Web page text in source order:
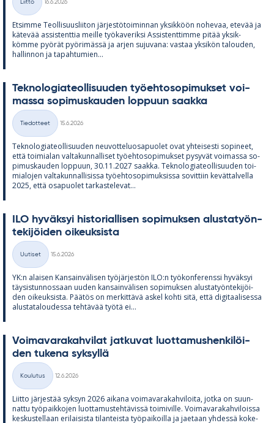
Kategoriat
Liitto 16.6.2026
Et­simme Teol­li­suus­lii­ton jär­jes­tö­toi­min­nan yk­sik­köön no­he­vaa, ete­vää ja
kä­te­vää as­sis­tent­tia meille työ­ka­ve­riksi As­sis­tent­timme pi­tää yk­sik­
kömme pyö­rät pyö­ri­mässä ja ar­jen su­ju­vana: vas­taa yk­si­kön ta­lou­den,
hal­lin­non ja ta­pah­tu­mien...
Tek­no­lo­gia­teol­li­suu­den työ­eh­to­so­pi­muk­set voi­
massa so­pi­mus­kau­den lop­puun saakka
Kategoriat
Tiedotteet
15.6.2026
Tek­no­lo­gia­teol­li­suu­den neu­vot­te­luos­a­puo­let ovat yh­tei­sesti so­pi­neet,
että toi­mia­lan val­ta­kun­nal­li­set työ­eh­to­so­pi­muk­set py­sy­vät voi­massa so­
pi­mus­kau­den lop­puun, 30.11.2027 saakka. Tek­no­lo­gia­teol­li­suu­den toi­
mia­lo­jen val­ta­kun­nal­li­sissa työ­eh­to­so­pi­muk­sissa so­vit­tiin ke­vät­tal­vella
2025, että os­a­puo­let tar­kas­te­le­vat...
ILO hy­väk­syi his­to­rial­li­sen so­pi­muk­sen alus­ta­työn­
te­ki­jöi­den oi­keuk­sista
Kategoriat
Uutiset
15.6.2026
YK:n alai­sen Kan­sain­vä­li­sen työ­jär­jes­tön ILO:n työ­kon­fe­renssi hy­väk­syi
täy­sis­tun­nos­saan uu­den kan­sain­vä­li­sen so­pi­muk­sen alus­ta­työn­te­ki­jöi­
den oi­keuk­sista. Pää­tös on mer­kit­tävä as­kel kohti sitä, että di­gi­taa­li­sessa
alus­ta­ta­lou­dessa teh­tä­vää työtä ei...
Voi­ma­va­ra­kah­vi­lat jat­ku­vat luot­ta­mus­hen­ki­löi­
den tu­kena syk­syllä
Kategoriat
Koulutus
12.6.2026
Liitto jär­jes­tää syk­syn 2026 ai­kana voi­ma­va­ra­kah­vi­loita, jotka on suun­
nattu työ­paik­ko­jen luot­ta­mus­teh­tä­vissä toi­mi­ville. Voi­ma­va­ra­kah­vi­loissa
kes­kus­tel­laan eri­lai­sista ti­lan­teista työ­pai­koilla ja jae­taan yh­dessä ko­ke­